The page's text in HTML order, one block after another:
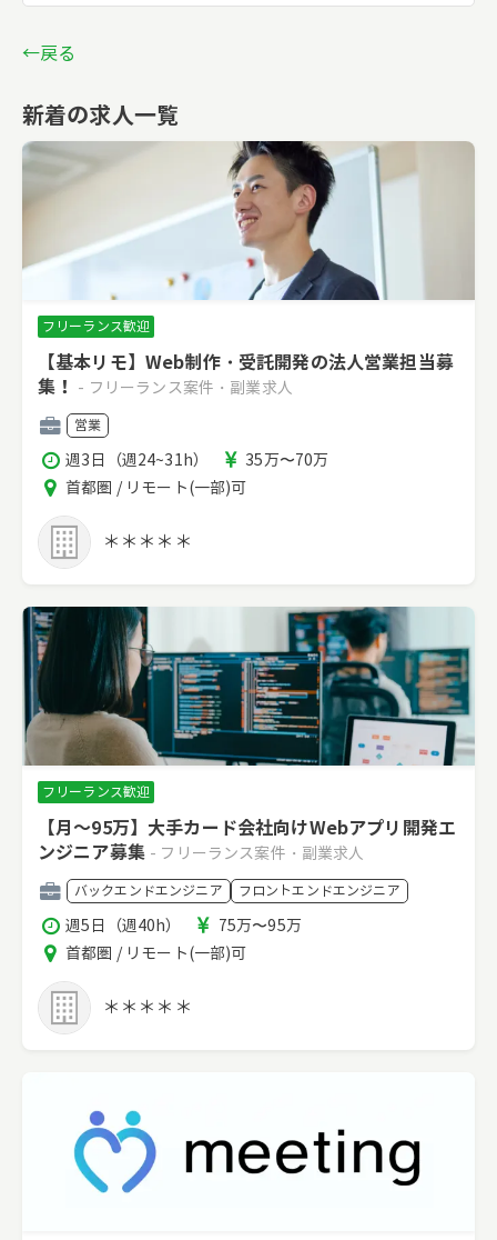
←戻る
新着の求人一覧
フリーランス歓迎
【基本リモ】Web制作・受託開発の法人営業担当募
集！
- フリーランス案件・副業求人
職
種
営業
稼
働
時
間
週3日（週24~31h）
報
酬
35万〜70万
エ
ア
首都圏 / リモート(一部)可
＊＊＊＊＊
フリーランス歓迎
【月～95万】大手カード会社向けWebアプリ開発エ
ンジニア募集 - フリーランス案件・副業求人
職
種
バックエンドエンジニア フロントエンドエンジニア
稼
働
時
間
週5日（週40h）
報
酬
75万〜95万
エ
ア
首都圏 / リモート(一部)可
＊＊＊＊＊